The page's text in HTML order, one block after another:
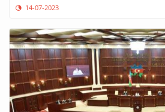
14-07-2023